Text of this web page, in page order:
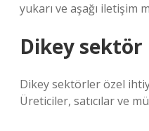
yukarı ve aşağı iletişim
Dikey sektör
Dikey sektörler özel
Üreticiler, satıcılar ve